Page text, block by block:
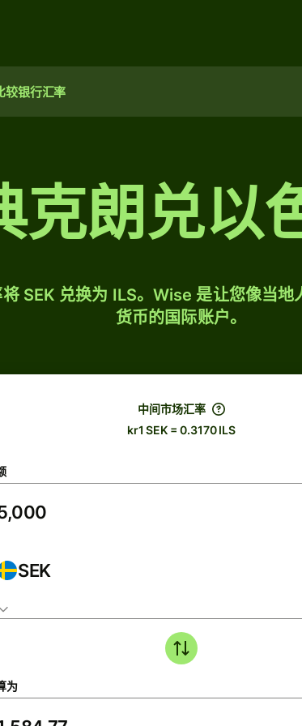
较银行汇率
克朗兑以
SEK 兑换为 ILS。Wise 是让您像当地
货币的国际账户。
中间市场汇率
kr1 SEK = 0.3170 ILS
SEK
为